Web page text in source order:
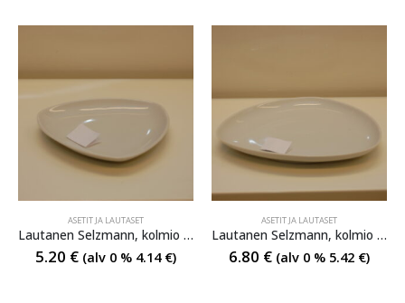
ASETIT JA LAUTASET
Lautanen Selzmann, kolmio malli, 15 cm
5.20 € (alv 0 % 4.14 €)
ASETIT JA LAUTASET
Lautanen Selzmann, kolmio malli, 20 cm
6.80 € (alv 0 % 5.42 €)